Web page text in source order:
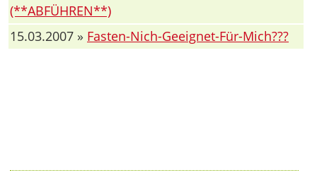
(**ABFÜHREN**)
15.03.2007 » Fasten-Nich-Geeignet-Für-Mich???